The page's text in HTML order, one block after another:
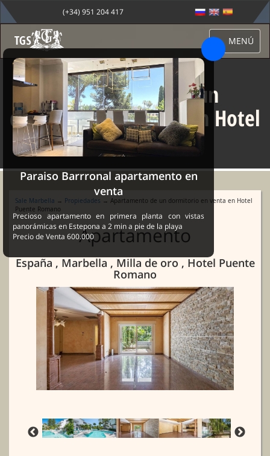
(+34) 951 204 417
MENÚ
Apartamento de un
dormitorio en venta en Hotel
Puente Romano
Sale Marbella → Propiedades → Apartamento de un dormitorio en venta en Hotel
Puente Romano
Apartamento
España , Marbella , Milla de oro , Hotel Puente
Romano
Paraiso Barrronal apartamento en
venta
Precioso apartamento en primera planta con vistas
panorámicas en Estepona a 2 min a pie de la playa
Precio de Venta 600.000